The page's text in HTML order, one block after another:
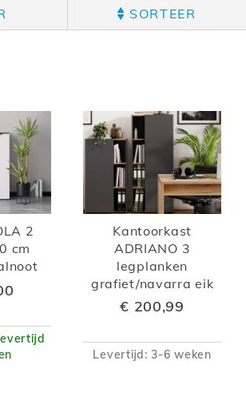
SORTEER
2
cm
Kantoorkast
ADRIANO 3
legplanken
grafiet/navarra eik
€ 200,99
Levertijd: 3-6 weken